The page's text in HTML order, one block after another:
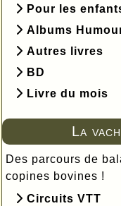
Pour les
Albums
Autres livres
BD
Livre du mois
La
Des parcours de
copines bovines !
Circuits VTT